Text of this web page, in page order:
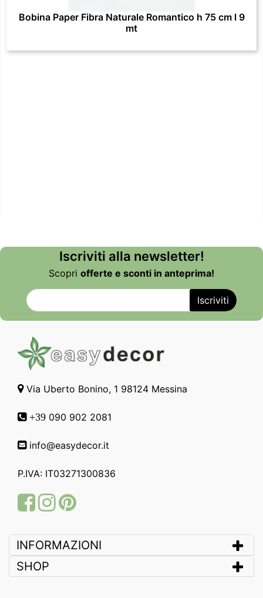
Bobina Paper Fibra Naturale Romantico h 75 cm l 9
mt
Iscriviti alla newsletter!
Scopri offerte e sconti in anteprima!
Via Uberto Bonino, 1 98124 Messina
+39 090 902 2081
info@easydecor.it
P.IVA: IT03271300836
FacebookInstagram
Pinterest
INFORMAZIONI
SHOP